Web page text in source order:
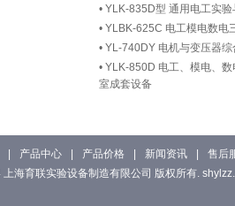
• YLK-835D型 通用电工实
• YLBK-625C 电工模电数电
• YL-740DY 电机与变压器综
• YLK-850D 电工、模电、
室成套设备
产品中心 产品价格 新闻资讯 售后
海育联实验设备制造有限公司 版权所有.